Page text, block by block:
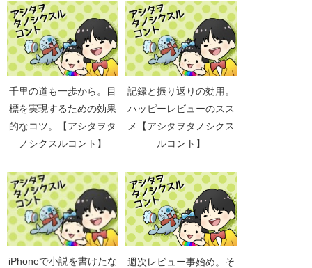
千里の道も一歩から。目
標を実現するための効果
的なコツ。【アシタヲタ
ノシクスルコント】
記録と振り返りの効用。
ハッピーレビューのスス
メ【アシタヲタノシクス
ルコント】
iPhoneで小説を書けたな
週次レビュー事始め。そ